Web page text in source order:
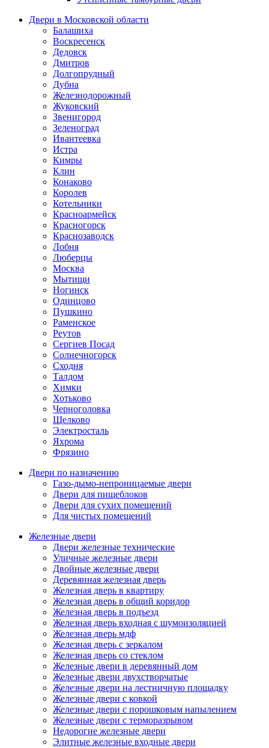
Двери в Московской области
Балашиха
Воскресенск
Дедовск
Дмитров
Долгопрудный
Дубна
Железнодорожный
Жуковский
Звенигород
Зеленоград
Ивантеевка
Истра
Кимры
Клин
Конаково
Королев
Котельники
Красноармейск
Красногорск
Краснозаводск
Лобня
Люберцы
Москва
Мытищи
Ногинск
Одинцово
Пушкино
Раменское
Реутов
Сергиев Посад
Солнечногорск
Сходня
Талдом
Химки
Хотьково
Черноголовка
Щелково
Электросталь
Яхрома
Фрязино
Двери по назначению
Газо-дымо-непроницаемые двери
Двери для пищеблоков
Двери для сухих помещений
Для чистых помещений
Железные двери
Двери железные технические
Уличные железные двери
Двойные железные двери
Деревянная железная дверь
Железная дверь в квартиру
Железная дверь в общий коридор
Железная дверь в подъезд
Железная дверь входная с шумоизоляцией
Железная дверь мдф
Железная дверь с зеркалом
Железная дверь со стеклом
Железные двери в деревянный дом
Железные двери двухстворчатые
Железные двери на лестничную площадку
Железные двери с ковкой
Железные двери с порошковым напылением
Железные двери с терморазрывом
Недорогие железные двери
Элитные железные входные двери